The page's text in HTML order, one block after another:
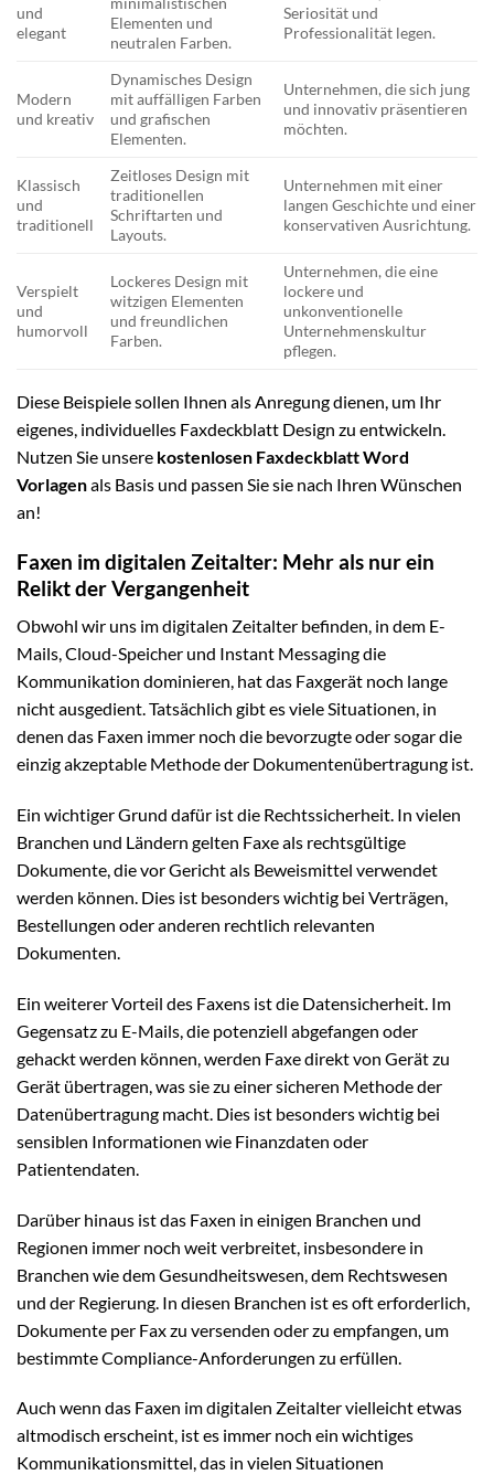
und
elegant
Elementen und
neutralen Farben.
Seriosität und
Professionalität legen.
Modern
und kreativ
Dynamisches Design
mit auffälligen Farben
und grafischen
Elementen.
Unternehmen, die sich jung
und innovativ präsentieren
möchten.
Klassisch
und
traditionell
Zeitloses Design mit
traditionellen
Schriftarten und
Layouts.
Unternehmen mit einer
langen Geschichte und einer
konservativen Ausrichtung.
Verspielt
und
humorvoll
Lockeres Design mit
witzigen Elementen
und freundlichen
Farben.
Unternehmen, die eine
lockere und
unkonventionelle
Unternehmenskultur
pflegen.
Diese Beispiele sollen Ihnen als Anregung dienen, um Ihr
eigenes, individuelles Faxdeckblatt Design zu entwickeln.
Nutzen Sie unsere kostenlosen Faxdeckblatt Word
Vorlagenals Basis und passen Sie sie nach Ihren Wünschen
an!
Faxen im digitalen Zeitalter: Mehr als nur ein
Relikt der Vergangenheit
Obwohl wir uns im digitalen Zeitalter befinden, in dem E-
Mails, Cloud-Speicher und Instant Messaging die
Kommunikation dominieren, hat das Faxgerät noch lange
nicht ausgedient. Tatsächlich gibt es viele Situationen, in
denen das Faxen immer noch die bevorzugte oder sogar die
einzig akzeptable Methode der Dokumentenübertragung ist.
Ein wichtiger Grund dafür ist die Rechtssicherheit. In vielen
Branchen und Ländern gelten Faxe als rechtsgültige
Dokumente, die vor Gericht als Beweismittel verwendet
werden können. Dies ist besonders wichtig bei Verträgen,
Bestellungen oder anderen rechtlich relevanten
Dokumenten.
Ein weiterer Vorteil des Faxens ist die Datensicherheit. Im
Gegensatz zu E-Mails, die potenziell abgefangen oder
gehackt werden können, werden Faxe direkt von Gerät zu
Gerät übertragen, was sie zu einer sicheren Methode der
Datenübertragung macht. Dies ist besonders wichtig bei
sensiblen Informationen wie Finanzdaten oder
Patientendaten.
Darüber hinaus ist das Faxen in einigen Branchen und
Regionen immer noch weit verbreitet, insbesondere in
Branchen wie dem Gesundheitswesen, dem Rechtswesen
und der Regierung. In diesen Branchen ist es oft erforderlich,
Dokumente per Fax zu versenden oder zu empfangen, um
bestimmte Compliance-Anforderungen zu erfüllen.
Auch wenn das Faxen im digitalen Zeitalter vielleicht etwas
altmodisch erscheint, ist es immer noch ein wichtiges
Kommunikationsmittel, das in vielen Situationen